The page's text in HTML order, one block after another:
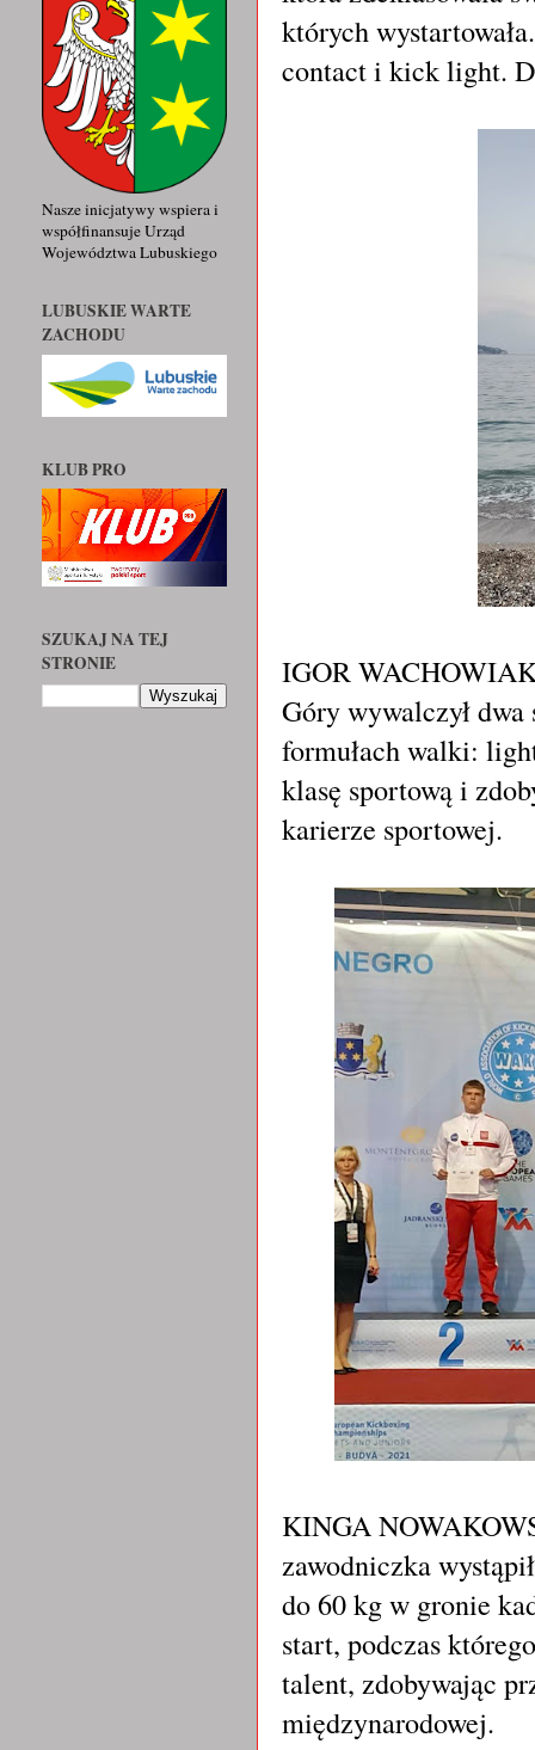
których
contact i kick light.
IGOR
Góry wywalczył
formułach walki:
klasę sportową i
karierze sportowej.
KINGA
zawodniczka
do 60 kg w gronie
start, podczas
talent, zdobywając
międzynarodowej.
Nasze inicjatywy wspiera i
współfinansuje Urząd
Województwa Lubuskiego
LUBUSKIE WARTE
ZACHODU
KLUB PRO
SZUKAJ NA TEJ
STRONIE